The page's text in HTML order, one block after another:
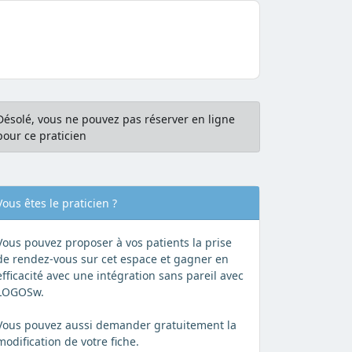
vous ne pouvez pas réserver en ligne
ce praticien
êtes le praticien ?
pouvez proposer à vos patients la prise
rendez-vous sur cet espace et gagner en
avec une intégration sans pareil avec
pouvez aussi demander gratuitement la
de votre fiche.